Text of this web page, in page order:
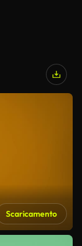
Scaricamento